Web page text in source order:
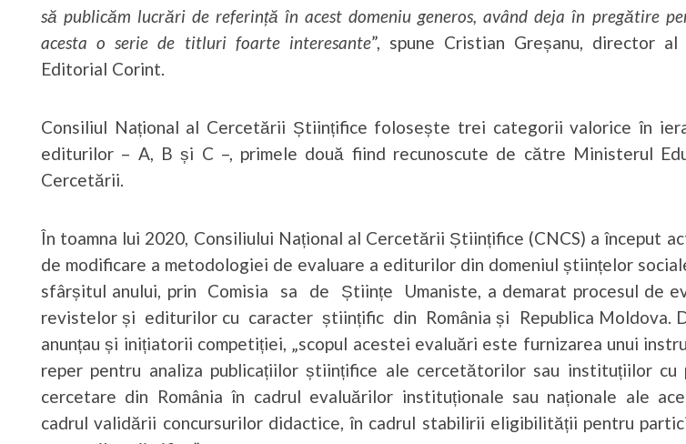
să publicăm lucrări de referință în acest domeniu generos, având deja în pregătire
acesta o serie de titluri foarte interesante”, spune Cristian Greșanu, director al
Editorial Corint.
Consiliul Național al Cercetării Științifice folosește trei categorii valorice în
editurilor – A, B și C –, primele două fiind recunoscute de către Ministerul
Cercetării.
În toamna lui 2020, Consiliului Național al Cercetării Științifice (CNCS) a început
de modificare a metodologiei de evaluare a editurilor din domeniul științelor
sfârșitul anului, prin Comisia sa de Științe Umaniste, a demarat procesul de
revistelor și editurilor cu caracter științific din România și Republica Moldova.
anunțau și inițiatorii competiției, „scopul acestei evaluări este furnizarea unui
reper pentru analiza publicațiilor științifice ale cercetătorilor sau instituțiilor cu
cercetare din România în cadrul evaluărilor instituționale sau naționale ale
cadrul validării concursurilor didactice, în cadrul stabilirii eligibilității pentru